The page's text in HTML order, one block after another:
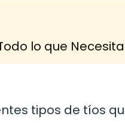
lo que
tipos de tíos